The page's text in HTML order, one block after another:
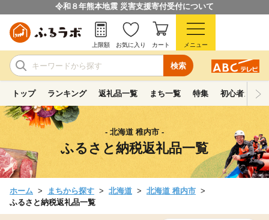
令和８年熊本地震 災害支援寄付受付について
検索
上限額 お気に入り カート メニュー
トップ ランキング 返礼品一覧 まち一覧 特集 初心者ガイド
- 北海道 稚内市 -
ふるさと納税返礼品一覧
ホーム まちから探す 北海道
北海道 稚内市
ふるさと納税返礼品一覧